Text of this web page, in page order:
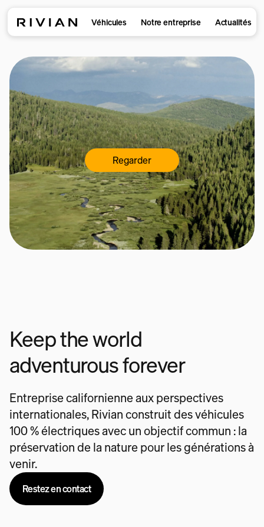
Véhicules Notre entreprise Actualités
Regarder
Keep the world
adventurous forever
Entreprise californienne aux perspectives
internationales, Rivian construit des véhicules
100 % électriques avec un objectif commun : la
préservation de la nature pour les générations à
venir.
Restez en contact